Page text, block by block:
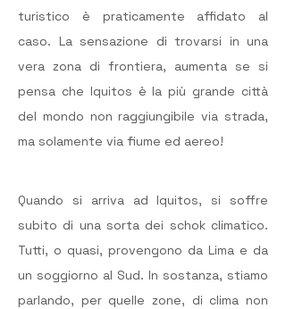
turistico è praticamente affidato al
caso. La sensazione di trovarsi in una
vera zona di frontiera, aumenta se si
pensa che Iquitos è la più grande città
del mondo non raggiungibile via strada,
ma solamente via fiume ed aereo!
Quando si arriva ad Iquitos, si soffre
subito di una sorta dei schok climatico.
Tutti, o quasi, provengono da Lima e da
un soggiorno al Sud. In sostanza, stiamo
parlando, per quelle zone, di clima non